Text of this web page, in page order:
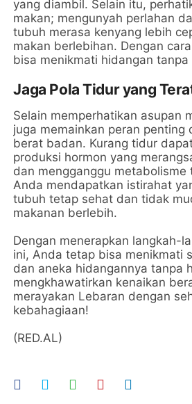
yang diambil. Selain itu,
makan; mengunyah perlahan
tubuh merasa kenyang lebih
makan berlebihan. Dengan
bisa menikmati hidangan
Jaga Pola Tidur yang
Selain memperhatikan asupan
juga memainkan peran penting
berat badan. Kurang tidur
produksi hormon yang
dan mengganggu metabolisme
Anda mendapatkan istirahat
tubuh tetap sehat dan tidak
makanan berlebih.
Dengan menerapkan langkah-
ini, Anda tetap bisa menikmati
dan aneka hidangannya tanpa
mengkhawatirkan kenaikan
merayakan Lebaran dengan
kebahagiaan!
(RED.AL)